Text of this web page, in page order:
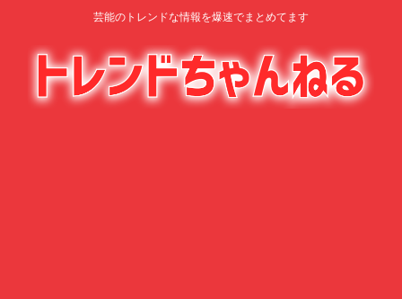
芸能のトレンドな情報を爆速でまとめてます